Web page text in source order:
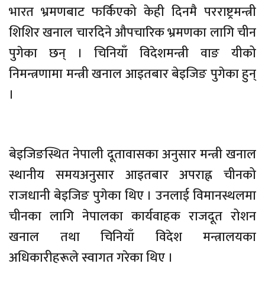
भारत भ्रमणबाट फर्किएको केही दिनमै परराष्ट्रमन्त्री
शिशिर खनाल चारदिने औपचारिक भ्रमणका लागि चीन
पुगेका छन् । चिनियाँ विदेशमन्त्री वाङ यीको
निमन्त्रणामा मन्त्री खनाल आइतबार बेइजिङ पुगेका हुन्
।
बेइजिङस्थित नेपाली दूतावासका अनुसार मन्त्री खनाल
स्थानीय समयअनुसार आइतबार अपराह्न चीनको
राजधानी बेइजिङ पुगेका थिए । उनलाई विमानस्थलमा
चीनका लागि नेपालका कार्यवाहक राजदूत रोशन
खनाल तथा चिनियाँ विदेश मन्त्रालयका
अधिकारीहरूले स्वागत गरेका थिए ।